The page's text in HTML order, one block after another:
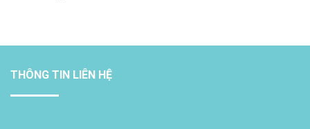
THÔNG TIN LIÊN HỆ